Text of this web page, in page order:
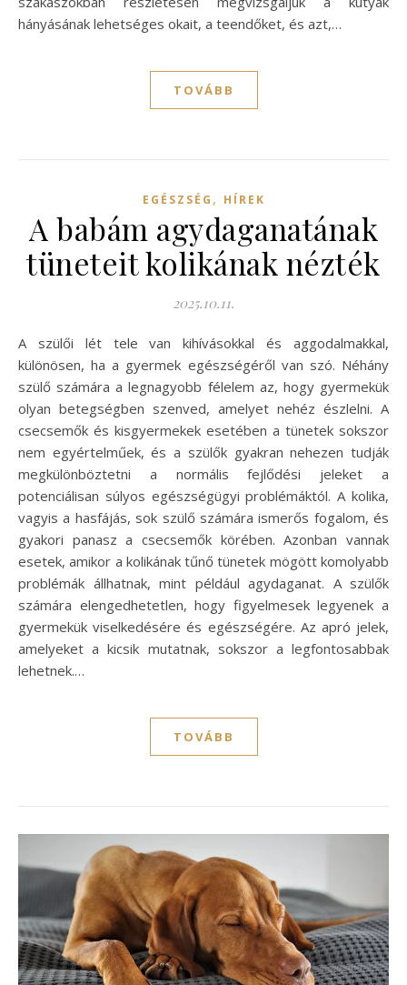
hányásának lehetséges okait, a teendőket, és azt,…
TOVÁBB
EGÉSZSÉG , HÍREK
A babám agydaganatának
tüneteit kolikának nézték
2025.10.11.
A szülői lét tele van kihívásokkal és aggodalmakkal,
különösen, ha a gyermek egészségéről van szó. Néhány
szülő számára a legnagyobb félelem az, hogy gyermekük
olyan betegségben szenved, amelyet nehéz észlelni. A
csecsemők és kisgyermekek esetében a tünetek sokszor
nem egyértelműek, és a szülők gyakran nehezen tudják
megkülönböztetni a normális fejlődési jeleket a
potenciálisan súlyos egészségügyi problémáktól. A kolika,
vagyis a hasfájás, sok szülő számára ismerős fogalom, és
gyakori panasz a csecsemők körében. Azonban vannak
esetek, amikor a kolikának tűnő tünetek mögött komolyabb
problémák állhatnak, mint például agydaganat. A szülők
számára elengedhetetlen, hogy figyelmesek legyenek a
gyermekük viselkedésére és egészségére. Az apró jelek,
amelyeket a kicsik mutatnak, sokszor a legfontosabbak
lehetnek.…
TOVÁBB